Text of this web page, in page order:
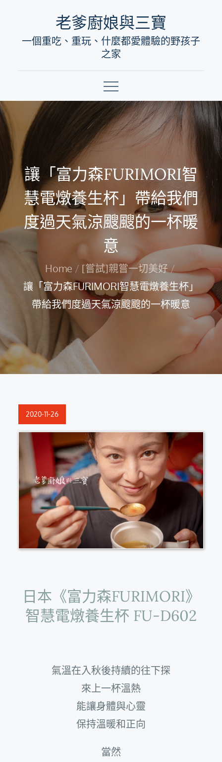
content
老爹廚娘與三寶
一個重吃、重玩、什麼都愛體驗的野孩子
之家
讓「富力森FURIMORI智
慧電燉養生杯」帶給我們
度過天氣涼颼颼的一杯暖
意
Home
[嘗試]親嘗一切美好
讓「富力森FURIMORI智慧電燉養生杯」
帶給我們度過天氣涼颼颼的一杯暖意
Posted
on
2020-11-26
日本《富力森FURIMORI》
智慧電燉養生杯 FU-D602
氣溫在入秋後持續的往下探
來上一杯溫熱
能讓身體與心靈
保持溫暖和正向
當然